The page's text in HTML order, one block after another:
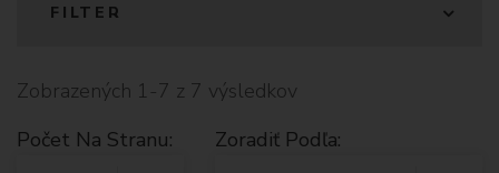
FILTER
Zobrazených 1-7 z 7 výsledkov
Počet Na Stranu:
Zoradiť Podľa: